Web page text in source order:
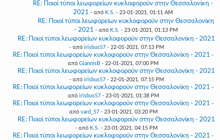
RE: Ποιοί τύποι λεωφορείων κυκλοφορούν στην Θεσσαλονίκη -
2021 - από K.S. - 23-01-2021, 01:11 AM
RE: Ποιοί τύποι λεωφορείων κυκλοφορούν στην Θεσσαλονίκη
- 2021 - από K.S. - 23-01-2021, 01:13 PM
RE: Ποιοί τύποι λεωφορείων κυκλοφορούν στην Θεσσαλονίκη - 2021
- από irisbus57- 22-01-2021, 07:13 PM
RE: Ποιοί τύποι λεωφορείων κυκλοφορούν στην Θεσσαλονίκη - 2021 -
από GiannisB - 22-01-2021, 07:00 PM
RE: Ποιοί τύποι λεωφορείων κυκλοφορούν στην Θεσσαλονίκη - 2021
- από irisbus57- 22-01-2021, 07:15 PM
RE: Ποιοί τύποι λεωφορείων κυκλοφορούν στην Θεσσαλονίκη - 2021 -
από irisbus57- 23-01-2021, 01:38 PM
RE: Ποιοί τύποι λεωφορείων κυκλοφορούν στην Θεσσαλονίκη - 2021 -
από vard_57- 23-01-2021, 03:20 PM
RE: Ποιοί τύποι λεωφορείων κυκλοφορούν στην Θεσσαλονίκη - 2021
- από K.S. - 23-01-2021, 04:15 PM
RE: Ποιοί τύποι λεωφορείων κυκλοφορούν στην Θεσσαλονίκη - 2021 -